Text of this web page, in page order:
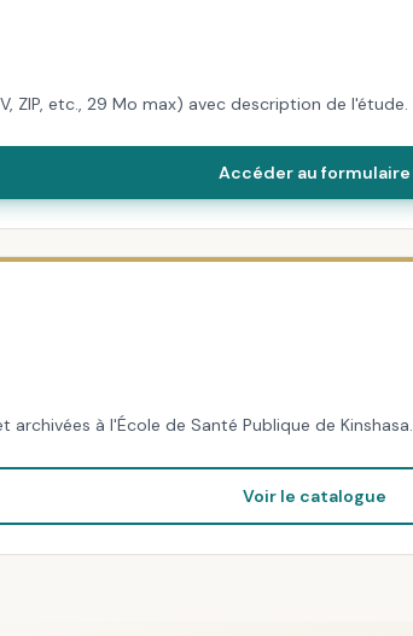
ZIP, etc., 29 Mo max) avec description de l'étude.
Accéder au formulaire
à l'École de Santé Publique de Kinshasa.
Voir le catalogue